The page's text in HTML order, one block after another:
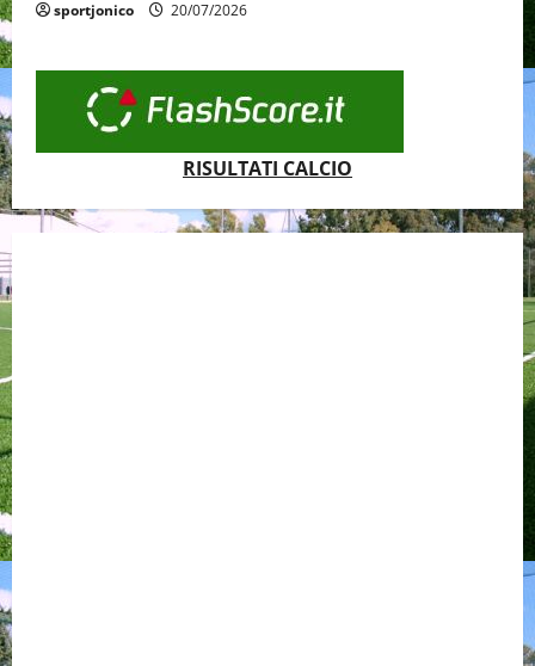
sportjonico 20/07/2026
RISULTATI CALCIO